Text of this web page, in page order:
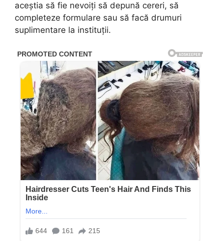
aceștia să fie nevoiți să depună cereri, să
completeze formulare sau să facă drumuri
suplimentare la instituții.